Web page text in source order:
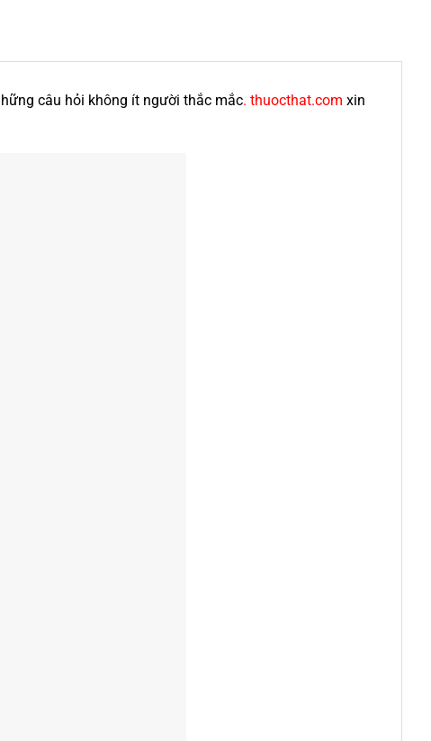
câu hỏi không ít người thắc mắc. thuocthat.com xin